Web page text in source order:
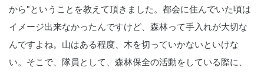
から"ということを教えて頂きました。都会に住んでいた頃は
イメージ出来なかったんですけど、森林って手入れが大切な
んですよね。山はある程度、木を切っていかないといけな
い。そこで、隊員として、森林保全の活動をしている際に、